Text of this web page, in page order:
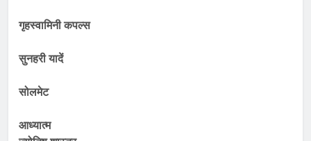
गृहस्वामिनी कपल्स
सुनहरी यादें
सोलमेट
आध्यात्म